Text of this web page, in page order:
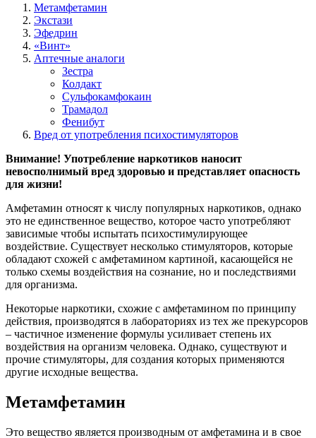
Метамфетамин
Экстази
Эфедрин
«Винт»
Аптечные аналоги
Зестра
Колдакт
Сульфокамфокаин
Трамадол
Фенибут
Вред от употребления психостимуляторов
Внимание! Употребление наркотиков наносит
невосполнимый вред здоровью и представляет опасность
для жизни!
Амфетамин относят к числу популярных наркотиков, однако
это не единственное вещество, которое часто употребляют
зависимые чтобы испытать психостимулирующее
воздействие. Существует несколько стимуляторов, которые
обладают схожей с амфетамином картиной, касающейся не
только схемы воздействия на сознание, но и последствиями
для организма.
Некоторые наркотики, схожие с амфетамином по принципу
действия, производятся в лабораториях из тех же прекурсоров
– частичное изменение формулы усиливает степень их
воздействия на организм человека. Однако, существуют и
прочие стимуляторы, для создания которых применяются
другие исходные вещества.
Метамфетамин
Это вещество является производным от амфетамина и в свое